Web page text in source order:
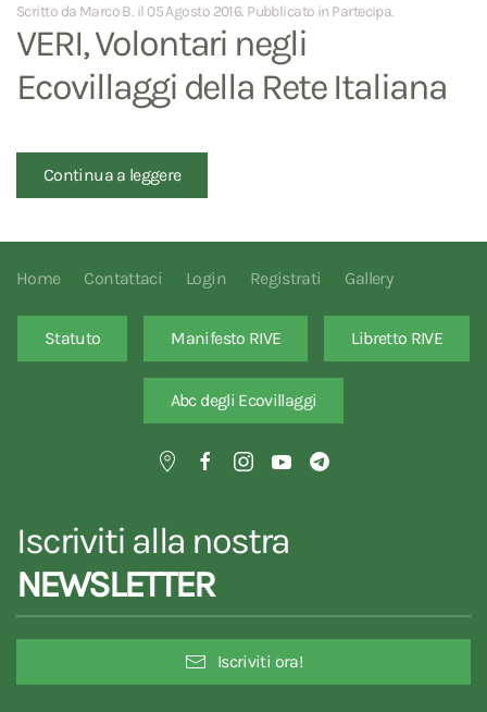
Scritto da Marco B. il 05 Agosto 2016. Pubblicato in Partecipa.
VERI, Volontari negli
Ecovillaggi della Rete Italiana
Continua a leggere
Home Contattaci Login Registrati Gallery
Statuto Manifesto RIVE Libretto RIVE
Abc degli Ecovillaggi
Iscriviti alla nostra
NEWSLETTER
Iscriviti ora!